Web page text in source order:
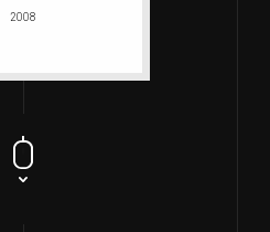
2008